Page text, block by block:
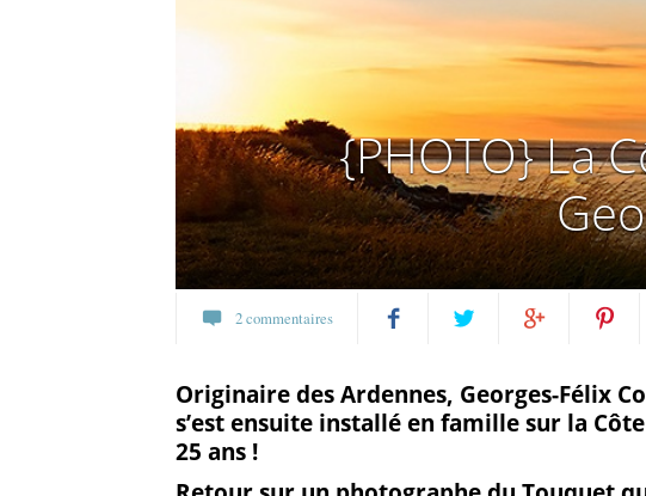
{PHOTO} La
2 commentaires
sur sur it
Originaire des Ardennes, Georges-Félix
s’est ensuite installé en famille sur la
25 ans !